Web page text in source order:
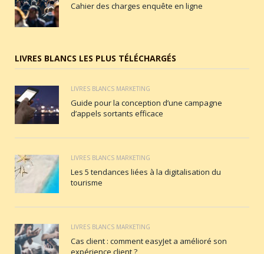
Cahier des charges enquête en ligne
LIVRES BLANCS LES PLUS TÉLÉCHARGÉS
LIVRES BLANCS MARKETING
Guide pour la conception d’une campagne
d’appels sortants efficace
LIVRES BLANCS MARKETING
Les 5 tendances liées à la digitalisation du
tourisme
LIVRES BLANCS MARKETING
Cas client : comment easyJet a amélioré son
expérience client ?